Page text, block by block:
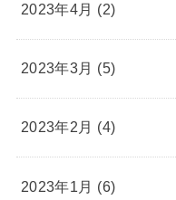
2023年4月 (2)
2023年3月 (5)
2023年2月 (4)
2023年1月 (6)